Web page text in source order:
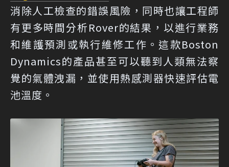
消除人工檢查的錯誤風險，同時也讓工程師
有更多時間分析Rover的結果，以進行業務
和維護預測或執行維修工作。這款Boston
Dynamics的產品甚至可以聽到人類無法察
覺的氣體洩漏，並使用熱感測器快速評估電
池溫度。